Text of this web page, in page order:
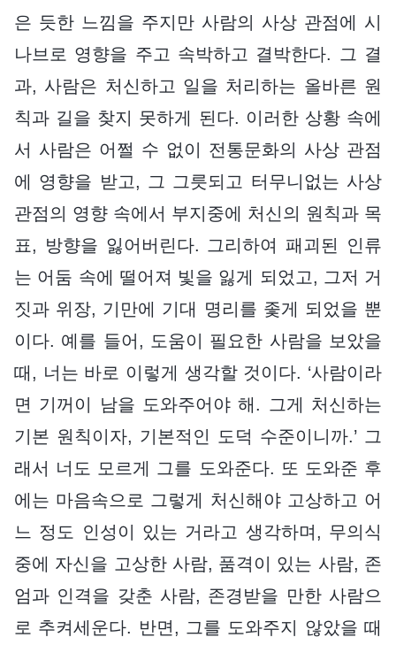
은 듯한 느낌을 주지만 사람의 사상 관점에 시
나브로 영향을 주고 속박하고 결박한다. 그 결
과, 사람은 처신하고 일을 처리하는 올바른 원
칙과 길을 찾지 못하게 된다. 이러한 상황 속에
서 사람은 어쩔 수 없이 전통문화의 사상 관점
에 영향을 받고, 그 그릇되고 터무니없는 사상
관점의 영향 속에서 부지중에 처신의 원칙과 목
표, 방향을 잃어버린다. 그리하여 패괴된 인류
는 어둠 속에 떨어져 빛을 잃게 되었고, 그저 거
짓과 위장, 기만에 기대 명리를 좇게 되었을 뿐
이다. 예를 들어, 도움이 필요한 사람을 보았을
때, 너는 바로 이렇게 생각할 것이다. ‘사람이라
면 기꺼이 남을 도와주어야 해. 그게 처신하는
기본 원칙이자, 기본적인 도덕 수준이니까.’ 그
래서 너도 모르게 그를 도와준다. 또 도와준 후
에는 마음속으로 그렇게 처신해야 고상하고 어
느 정도 인성이 있는 거라고 생각하며, 무의식
중에 자신을 고상한 사람, 품격이 있는 사람, 존
엄과 인격을 갖춘 사람, 존경받을 만한 사람으
로 추켜세운다. 반면, 그를 도와주지 않았을 때